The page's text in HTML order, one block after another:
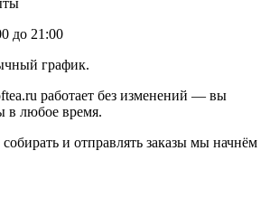
до 21:00
график.
работает без изменений — вы
в любое время.
и отправлять заказы мы начнём